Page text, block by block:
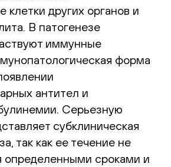
клетки других органов и
В патогенезе
иммунные
форма
антител и
Серьезную
субклиническая
так как ее течение не
определенными сроками и